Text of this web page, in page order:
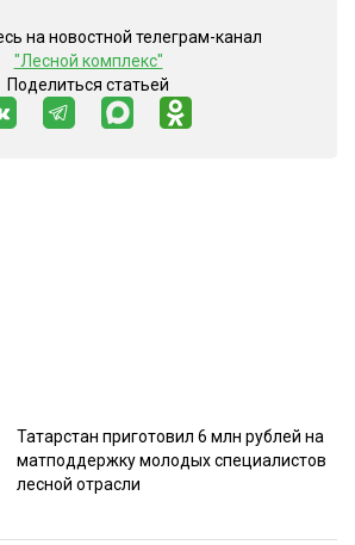
на новостной телеграм-канал
"Лесной комплекс"
Поделиться статьей
Татарстан приготовил 6 млн рублей на
матподдержку молодых специалистов
лесной отрасли